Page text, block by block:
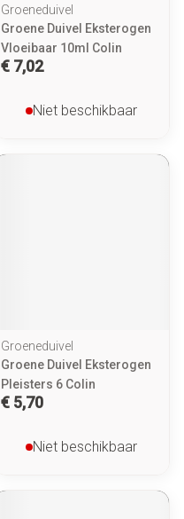
Groeneduivel
Groene Duivel Eksterogen
Vloeibaar 10ml Colin
€ 7,02
Niet beschikbaar
Groeneduivel
Groene Duivel Eksterogen
Pleisters 6 Colin
€ 5,70
Niet beschikbaar